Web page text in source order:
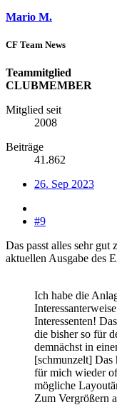
Mario M.
CF Team News
Teammitglied
CLUBMEMBER
Mitglied seit
2008
Beiträge
41.862
26. Sep 2023
#9
Das passt alles sehr gut
aktuellen Ausgabe des
Ich habe die
Interessenten!
die bisher so für
demnächst in
[schmunzelt] Das
für mich wieder
mögliche
Zum Vergrößern